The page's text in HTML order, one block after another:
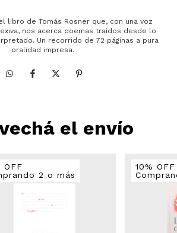
libro de Tomás Rosner que, con una voz
nos acerca poemas traídos desde lo
Un recorrido de 72 páginas a pura
oralidad impresa.
el envío
OFF
2 o más
10% OFF